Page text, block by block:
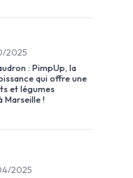
2025
: PimpUp, la
qui offre une
et légumes
Marseille !
2025